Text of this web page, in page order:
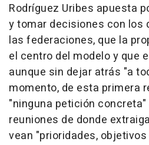
Rodríguez Uribes apuesta
y tomar decisiones con los
las federaciones, que la
el centro del modelo y que
aunque sin dejar atrás "a
momento, de esta primera
"ninguna petición
reuniones de donde
vean "prioridades,